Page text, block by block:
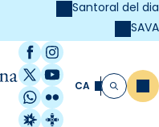
Santoral del dia
SAVA
Facebook
Instagram
X / Twitter
YouTube
WhatsApp
Flickr
Radio Estel
Catalunya
CA Cerca